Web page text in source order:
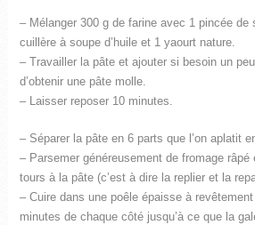
– Mélanger 300 g de farine avec 1 pincée de
cuillère à soupe d’huile et 1 yaourt nature.
– Travailler la pâte et ajouter si besoin un
d’obtenir une pâte molle.
– Laisser reposer 10 minutes.
– Séparer la pâte en 6 parts que l’on aplatit
– Parsemer généreusement de fromage râpé
tours à la pâte (c’est à dire la replier et la
– Cuire dans une poêle épaisse à
minutes de chaque côté jusqu’à ce que la